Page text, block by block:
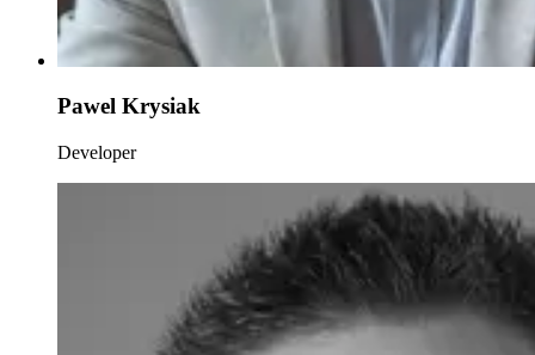
Pawel Krysiak
Developer